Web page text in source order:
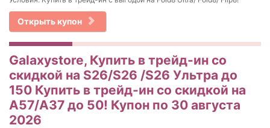
Открыть купон
Galaxystore, Купить в трейд-ин со
скидкой на S26/S26 /S26 Ультра до
150 Купить в трейд-ин со скидкой на
A57/А37 до 50! Купон по 30 августа
2026